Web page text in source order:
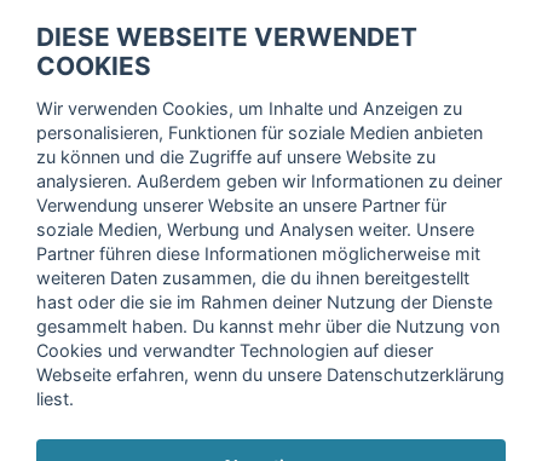
Trage dich hier für unseren Newsletter ein und erhalte regelmäßig
Ich stimme der Verarbeitung meiner Daten, wie in der
Einwilligungserklärungder fitnessmarkt.de services GmbH
beschrieben, zu und bestätige, dass ich das 16. Lebensjahr
vollendet habe. Ich kann diese Einwilligung jederzeit mit
Wirkung für die Zukunft widerrufen. Weitere Informationen
finden Sie in unsererDatenschutzerklärung.
DIESE WEBSEITE VERWENDET
COOKIES
Wir verwenden Cookies, um Inhalte und Anzeigen zu
personalisieren, Funktionen für soziale Medien anbieten
zu können und die Zugriffe auf unsere Website zu
analysieren. Außerdem geben wir Informationen zu deiner
Verwendung unserer Website an unsere Partner für
soziale Medien, Werbung und Analysen weiter. Unsere
Partner führen diese Informationen möglicherweise mit
weiteren Daten zusammen, die du ihnen bereitgestellt
hast oder die sie im Rahmen deiner Nutzung der Dienste
gesammelt haben. Du kannst mehr über die Nutzung von
Cookies und verwandter Technologien auf dieser
Webseite erfahren, wenn du unsere Datenschutzerklärung
liest.